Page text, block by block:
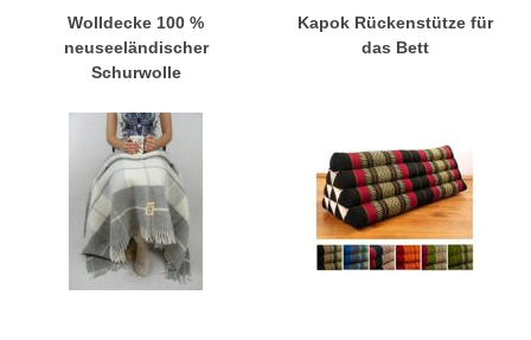
Wolldecke 100 %
neuseeländischer
Schurwolle
Kapok Rückenstütze für
das Bett